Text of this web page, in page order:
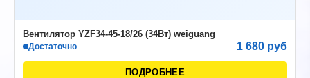
Вентилятор YZF34-45-18/26 (34Вт) weiguang
Достаточно 1 680 руб
ПОДРОБНЕЕ